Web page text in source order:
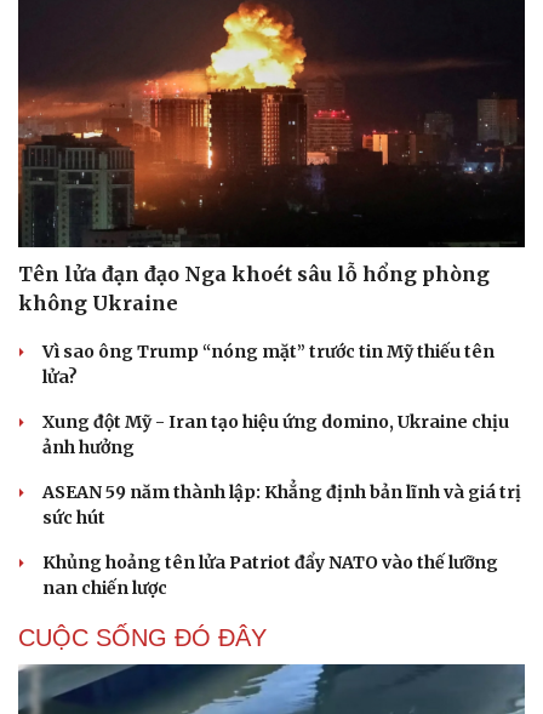
Văn hóa
Sân khấu - Điện ảnh
Văn học
Âm nhạc
Di sản
Giải trí
Nghệ sĩ
Thời trang
Sao Việt
Tên lửa đạn đạo Nga khoét sâu lỗ hổng phòng
không Ukraine
Vì sao ông Trump “nóng mặt” trước tin Mỹ thiếu tên
lửa?
Xung đột Mỹ - Iran tạo hiệu ứng domino, Ukraine chịu
ảnh hưởng
ASEAN 59 năm thành lập: Khẳng định bản lĩnh và giá trị
sức hút
Khủng hoảng tên lửa Patriot đẩy NATO vào thế lưỡng
nan chiến lược
CUỘC SỐNG ĐÓ ĐÂY